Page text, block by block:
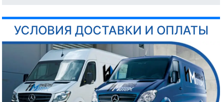
УСЛОВИЯ ДОСТАВКИ И ОПЛАТЫ